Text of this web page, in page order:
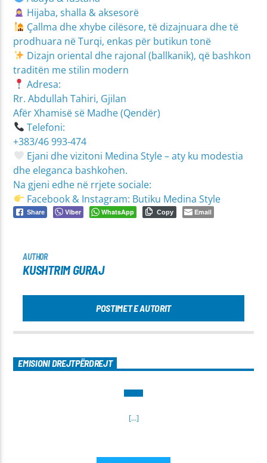
Hijaba, shalla & aksesorë
Çallma dhe xhybe cilësore, të dizajnuara dhe të
prodhuara në Turqi, enkas për butikun tonë
Dizajn oriental dhe rajonal (ballkanik), që bashkon
traditën me stilin modern
Adresa:
Rr. Abdullah Tahiri, Gjilan
Afër Xhamisë së Madhe (Qendër)
Telefoni:
+383/46 993-474
Ejani dhe vizitoni Medina Style – aty ku modestia
dhe eleganca bashkohen.
Na gjeni edhe në rrjete sociale:
Facebook & Instagram: Butiku Medina Style
Share Viber WhatsApp Copy Email
AUTHOR
KUSHTRIM GURAJ
POSTIMET E AUTORIT
EMISIONI DREJTPËRDREJT
[...]